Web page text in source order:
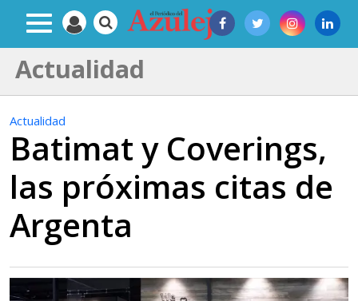
Actualidad
Actualidad
Batimat y Coverings,
las próximas citas de
Argenta